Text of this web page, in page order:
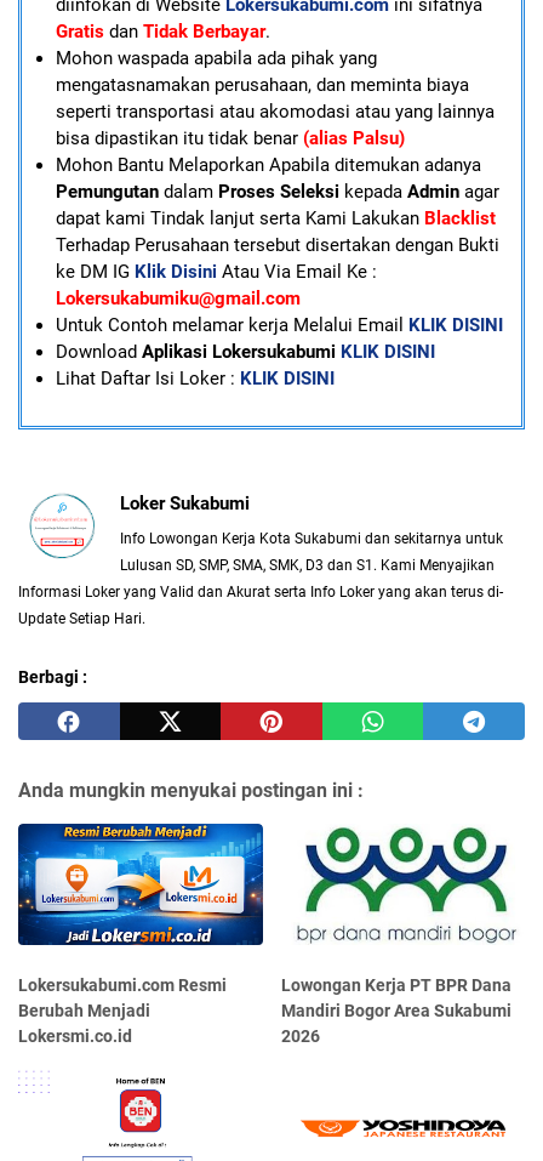
diinfokan di Website Lokersukabumi.comini sifatnya
Gratisdan Tidak Berbayar.
Mohon waspada apabila ada pihak yang
mengatasnamakan perusahaan, dan meminta biaya
seperti transportasi atau akomodasi atau yang lainnya
bisa dipastikan itu tidak benar (alias Palsu)
Mohon Bantu Melaporkan Apabila ditemukan adanya
Pemungutandalam Proses Seleksi kepada Adminagar
dapat kami Tindak lanjut serta Kami LakukanBlacklist
Terhadap Perusahaan tersebut disertakan dengan Bukti
ke DM IG Klik Disini Atau Via Email Ke :
Lokersukabumiku@gmail.com
Untuk Contoh melamar kerja Melalui Email KLIK DISINI
Download Aplikasi Lokersukabumi KLIK DISINI
Lihat Daftar Isi Loker : KLIK DISINI
Loker Sukabumi
Info Lowongan Kerja Kota Sukabumi dan sekitarnya untuk
Lulusan SD, SMP, SMA, SMK, D3 dan S1. Kami Menyajikan
Informasi Loker yang Valid dan Akurat serta Info Loker yang akan terus di-
Update Setiap Hari.
Berbagi :
Anda mungkin menyukai postingan ini :
Lokersukabumi.com Resmi
Berubah Menjadi
Lokersmi.co.id
Lowongan Kerja PT BPR Dana
Mandiri Bogor Area Sukabumi
2026